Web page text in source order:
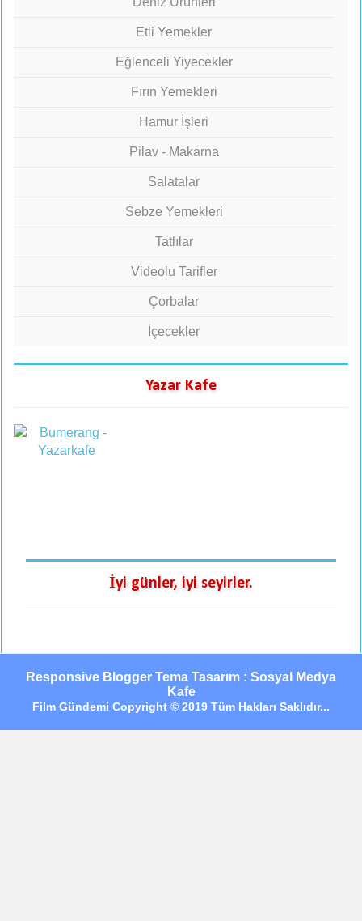
Etli Yemekler
Eğlenceli Yiyecekler
Fırın Yemekleri
Hamur İşleri
Pilav - Makarna
Salatalar
Sebze Yemekleri
Tatlılar
Videolu Tarifler
Çorbalar
İçecekler
Yazar Kafe
İyi günler, iyi seyirler.
Responsive Blogger Tema Tasarım : Sosyal Medya
Kafe
Film Gündemi Copyright © 2019 Tüm Hakları Saklıdır...